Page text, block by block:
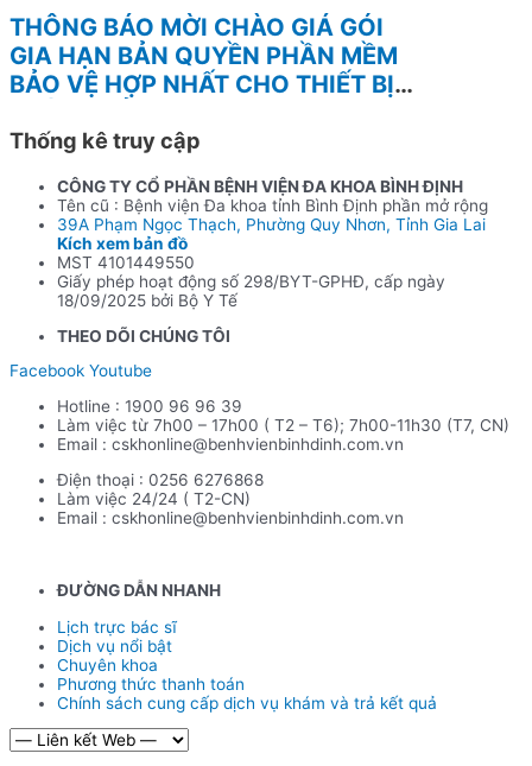
THÔNG BÁO MỜI CHÀO GIÁ GÓI
GIA HẠN BẢN QUYỀN PHẦN MỀM
BẢO VỆ HỢP NHẤT CHO THIẾT BỊ
– 400F
Thống kê truy cập
CÔNG TY CỔ PHẦN BỆNH VIỆN ĐA KHOA BÌNH ĐỊNH
Tên cũ : Bệnh viện Đa khoa tỉnh Bình Định phần mở rộng
39A Phạm Ngọc Thạch, Phường Quy Nhơn, Tỉnh Gia Lai
Kích xem bản đồ
MST 4101449550
Giấy phép hoạt động số 298/BYT-GPHĐ, cấp ngày
18/09/2025 bởi Bộ Y Tế
THEO DÕI CHÚNG TÔI
Facebook Youtube
Hotline : 1900 96 96 39
Làm việc từ 7h00 – 17h00 ( T2 – T6); 7h00-11h30 (T7, CN)
Email : cskhonline@benhvienbinhdinh.com.vn
Điện thoại : 0256 6276868
Làm việc 24/24 ( T2-CN)
Email : cskhonline@benhvienbinhdinh.com.vn
ĐƯỜNG DẪN NHANH
Lịch trực bác sĩ
Dịch vụ nổi bật
Chuyên khoa
Phương thức thanh toán
Chính sách cung cấp dịch vụ khám và trả kết quả